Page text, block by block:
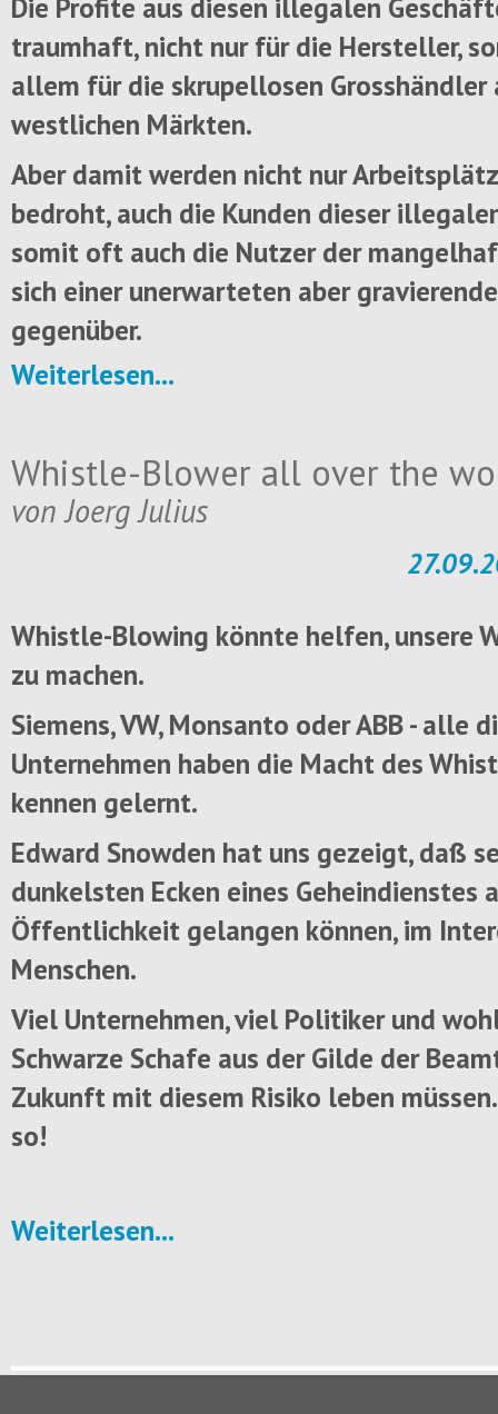
traumhaft, nicht nur für die Hersteller,
allem für die skrupellosen Grosshändler
westlichen Märkten.
Aber damit werden nicht nur
bedroht, auch die Kunden dieser
somit oft auch die Nutzer der
sich einer unerwarteten aber
gegenüber.
Weiterlesen...
Whistle-Blower all over the
von Joerg Julius
Whistle-Blowing könnte helfen, unsere
zu machen.
Siemens, VW, Monsanto oder ABB - alle
Unternehmen haben die Macht des
kennen gelernt.
Edward Snowden hat uns gezeigt, daß
dunkelsten Ecken eines Geheindienstes
Öffentlichkeit gelangen können, im
Menschen.
Viel Unternehmen, viel Politiker und
Schwarze Schafe aus der Gilde der
Zukunft mit diesem Risiko leben
so!
Weiterlesen...